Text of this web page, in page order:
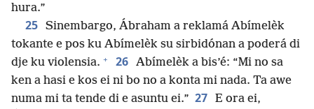
hura.”
25 Sinembargo, Ábraham a reklamá Abímelèk
tokante e pos ku Abímelèk su sirbidónan a poderá di
dje ku violensia. + 26 Abímelèk a bis’é: “Mi no sa
ken a hasi e kos ei ni bo no a konta mi nada. Ta awe
numa mi ta tende di e asuntu ei.” 27 E ora ei,